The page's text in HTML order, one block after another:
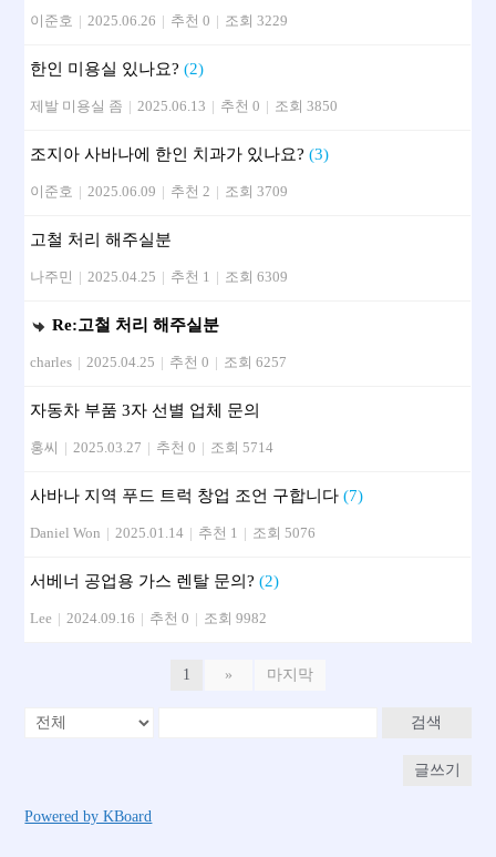
이준호 | 2025.06.26 | 추천 0 | 조회 3229
한인 미용실 있나요?(2)
제발 미용실 좀 | 2025.06.13 | 추천 0 | 조회 3850
조지아 사바나에 한인 치과가 있나요?(3)
이준호 | 2025.06.09 | 추천 2 | 조회 3709
고철 처리 해주실분
나주민 | 2025.04.25 | 추천 1 | 조회 6309
Re:고철 처리 해주실분
charles | 2025.04.25 | 추천 0 | 조회 6257
자동차 부품 3자 선별 업체 문의
홍씨 | 2025.03.27 | 추천 0 | 조회 5714
사바나 지역 푸드 트럭 창업 조언 구합니다(7)
Daniel Won | 2025.01.14 | 추천 1 | 조회 5076
서베너 공업용 가스 렌탈 문의?(2)
Lee | 2024.09.16 | 추천 0 | 조회 9982
1 » 마지막
검색
글쓰기
Powered by KBoard